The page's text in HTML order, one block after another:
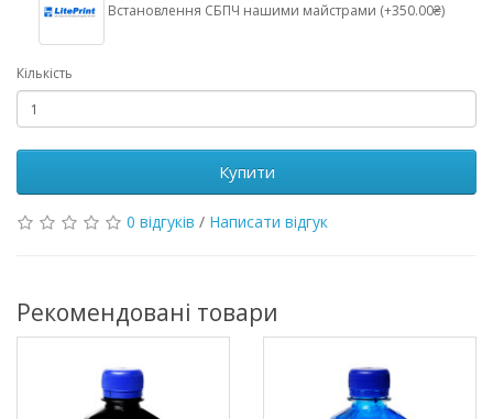
Встановлення СБПЧ нашими майстрами (+350.00₴)
Кількість
Купити
0 відгуків / Написати відгук
Рекомендовані товари